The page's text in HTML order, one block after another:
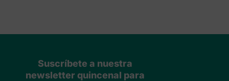
Suscríbete a nuestra
newsletter quincenal para